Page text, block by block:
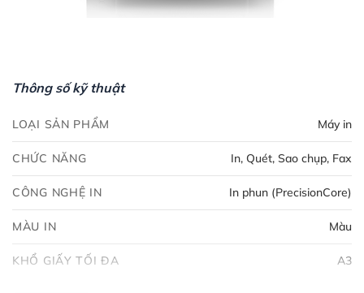
Thông số kỹ thuật
LOẠI SẢN PHẨM Máy in
CHỨC NĂNG In, Quét, Sao chụp, Fax
CÔNG NGHỆ IN In phun (PrecisionCore)
MÀU IN Màu
KHỔ GIẤY TỐI ĐA A3